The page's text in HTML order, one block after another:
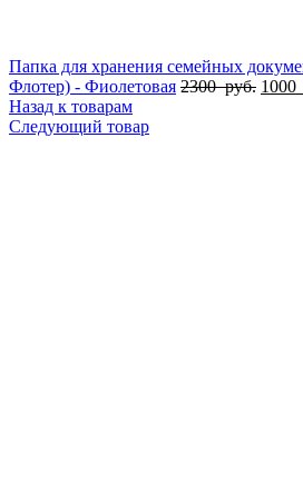
Папка для хранения семейных
Флотер) - Фиолетовая 2300руб. 1000
Назад к товарам
Следующий товар